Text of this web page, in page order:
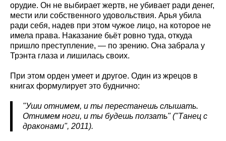
орудие. Он не выбирает жертв, не убивает ради денег,
мести или собственного удовольствия. Арья убила
ради себя, надев при этом чужое лицо, на которое не
имела права. Наказание бьёт ровно туда, откуда
пришло преступление, — по зрению. Она забрала у
Трэнта глаза и лишилась своих.
При этом орден умеет и другое. Один из жрецов в
книгах формулирует это буднично:
"Уши отнимем, и ты перестанешь слышать.
Отнимем ноги, и ты будешь ползать" ("Танец с
драконами", 2011).